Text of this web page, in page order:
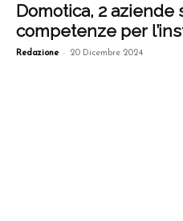
Domotica, 2 aziende
competenze per
Redazione - 20 Dicembre 2024